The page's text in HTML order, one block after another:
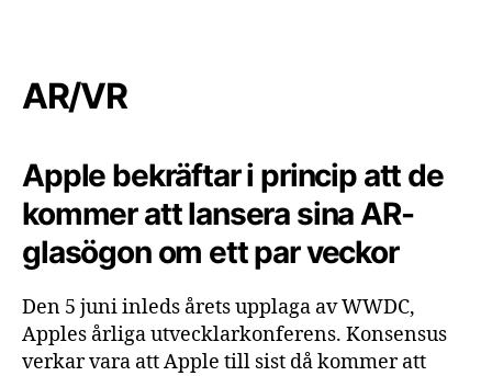
AR/VR
Apple bekräftar i princip att de
kommer att lansera sina AR-
glasögon om ett par veckor
Den 5 juni inleds årets upplaga av WWDC,
Apples årliga utvecklarkonferens. Konsensus
verkar vara att Apple till sist då kommer att